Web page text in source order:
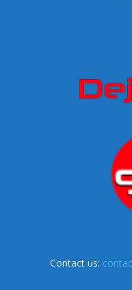
Contact us: